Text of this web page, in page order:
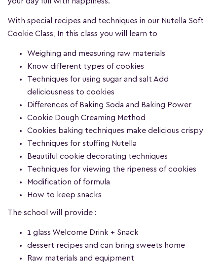
With special recipes and techniques in our Nutella Soft
Cookie Class, In this class you will learn to
Weighing and measuring raw materials
Know different types of cookies
Techniques for using sugar and salt Add
deliciousness to cookies
Differences of Baking Soda and Baking Power
Cookie Dough Creaming Method
Cookies baking techniques make delicious crispy
Techniques for stuffing Nutella
Beautiful cookie decorating techniques
Techniques for viewing the ripeness of cookies
Modification of formula
How to keep snacks
The school will provide :
1 glass Welcome Drink + Snack
dessert recipes and can bring sweets home
Raw materials and equipment